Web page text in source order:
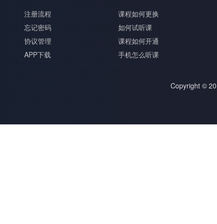
注册流程
忘记密码
协议管理
APP下载
课程如何更换
如何试听课
课程如何开通
手机怎么听课
Copyright ©